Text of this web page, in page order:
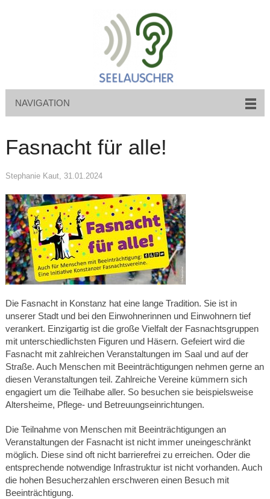
NAVIGATION
Fasnacht für alle!
Stephanie Kaut, 31.01.2024
Die Fasnacht in Konstanz hat eine lange Tradition. Sie ist in
unserer Stadt und bei den Einwohnerinnen und Einwohnern tief
verankert. Einzigartig ist die große Vielfalt der Fasnachtsgruppen
mit unterschiedlichsten Figuren und Häsern. Gefeiert wird die
Fasnacht mit zahlreichen Veranstaltungen im Saal und auf der
Straße. Auch Menschen mit Beeinträchtigungen nehmen gerne an
diesen Veranstaltungen teil. Zahlreiche Vereine kümmern sich
engagiert um die Teilhabe aller. So besuchen sie beispielsweise
Altersheime, Pflege- und Betreuungseinrichtungen.
Die Teilnahme von Menschen mit Beeinträchtigungen an
Veranstaltungen der Fasnacht ist nicht immer uneingeschränkt
möglich. Diese sind oft nicht barrierefrei zu erreichen. Oder die
entsprechende notwendige Infrastruktur ist nicht vorhanden. Auch
die hohen Besucherzahlen erschweren einen Besuch mit
Beeinträchtigung.